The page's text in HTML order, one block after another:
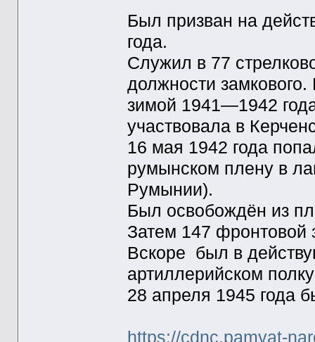
Был призван на
года.
Служил в 77
должности
зимой 1941—1942
участвовала в
16 мая 1942 года
румынском плену в
Румынии).
Был освобождён из
Затем 147 фронтовой
Вскоре был в
артиллерийском
28 апреля 1945 года
https://cdnc.pamyat-